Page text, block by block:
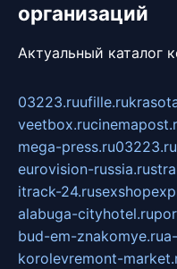
организаций
Актуальный каталог
03223.ruufille.ru
veetbox.ru
mega-press.ru03223.ru
eurovision-russia.ru
itrack-24.ru
alabuga-cityhotel.ru
bud-em-znakomye.ru
korolevremont-